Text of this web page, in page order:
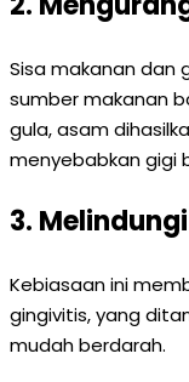
Sisa makanan dan
sumber makanan
gula, asam
menyebabkan gigi
3.
Kebiasaan ini
gingivitis, yang
mudah berdarah.